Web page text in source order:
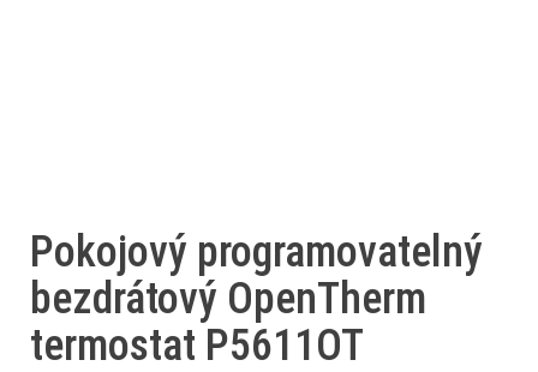
Pokojový programovatelný
bezdrátový OpenTherm
termostat P5611OT